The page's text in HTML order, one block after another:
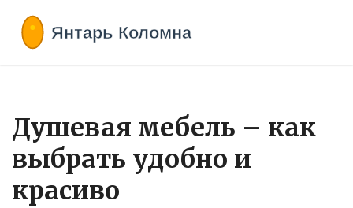
Душевая мебель – как
выбрать удобно и
красиво